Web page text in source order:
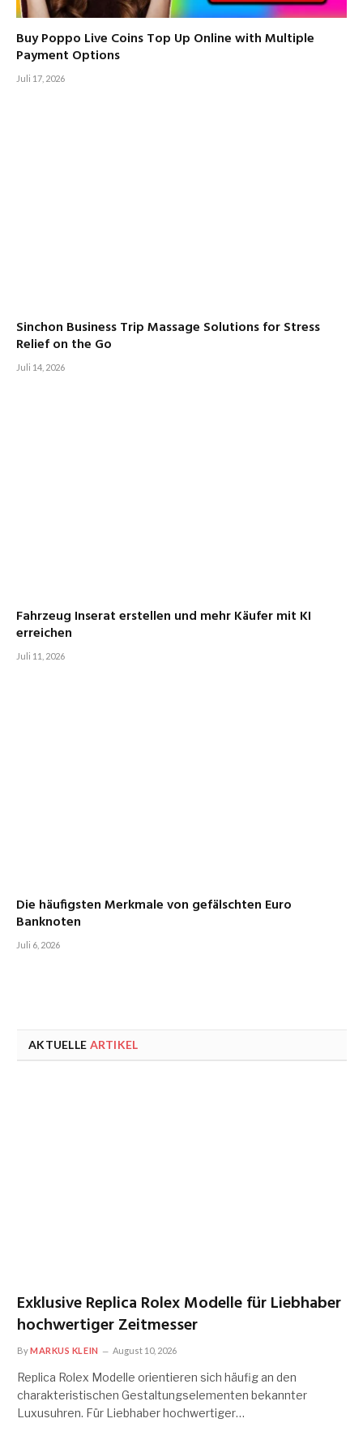
Buy Poppo Live Coins Top Up Online with Multiple
Payment Options
Juli 17, 2026
Sinchon Business Trip Massage Solutions for Stress
Relief on the Go
Juli 14, 2026
Fahrzeug Inserat erstellen und mehr Käufer mit KI
erreichen
Juli 11, 2026
Die häufigsten Merkmale von gefälschten Euro
Banknoten
Juli 6, 2026
AKTUELLE ARTIKEL
Exklusive Replica Rolex Modelle für Liebhaber
hochwertiger Zeitmesser
ByMARKUS KLEIN August 10, 2026
Replica Rolex Modelle orientieren sich häufig an den
charakteristischen Gestaltungselementen bekannter
Luxusuhren. Für Liebhaber hochwertiger…